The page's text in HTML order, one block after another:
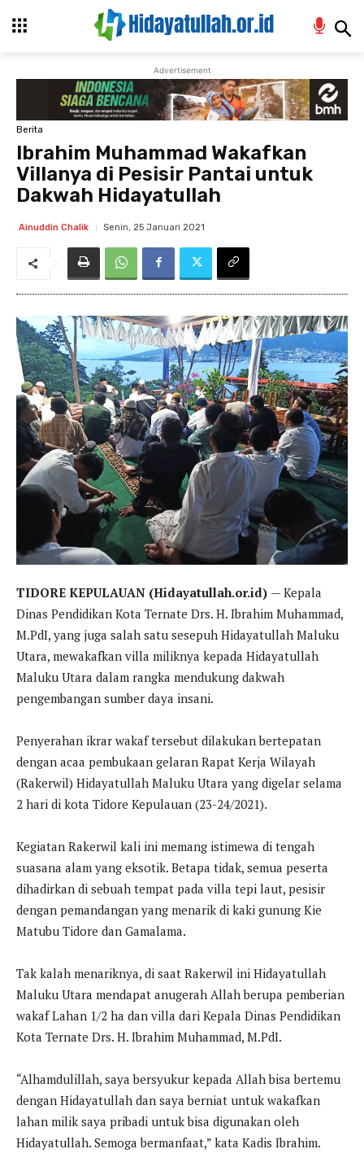
Advertisement
Berita
Ibrahim Muhammad Wakafkan
Villanya di Pesisir Pantai untuk
Dakwah Hidayatullah
Ainuddin Chalik Senin, 25 Januari 2021
TIDORE KEPULAUAN (Hidayatullah.or.id) — Kepala
Dinas Pendidikan Kota Ternate Drs. H. Ibrahim Muhammad,
M.PdI, yang juga salah satu sesepuh Hidayatullah Maluku
Utara, mewakafkan villa miliknya kepada Hidayatullah
Maluku Utara dalam rangka mendukung dakwah
pengembangan sumber daya insani.
Penyerahan ikrar wakaf tersebut dilakukan bertepatan
dengan acaa pembukaan gelaran Rapat Kerja Wilayah
(Rakerwil) Hidayatullah Maluku Utara yang digelar selama
2 hari di kota Tidore Kepulauan (23-24/2021).
Kegiatan Rakerwil kali ini memang istimewa di tengah
suasana alam yang eksotik. Betapa tidak, semua peserta
dihadirkan di sebuah tempat pada villa tepi laut, pesisir
dengan pemandangan yang menarik di kaki gunung Kie
Matubu Tidore dan Gamalama.
Tak kalah menariknya, di saat Rakerwil ini Hidayatullah
Maluku Utara mendapat anugerah Allah berupa pemberian
wakaf Lahan 1/2 ha dan villa dari Kepala Dinas Pendidikan
Kota Ternate Drs. H. Ibrahim Muhammad, M.PdI.
“Alhamdulillah, saya bersyukur kepada Allah bisa bertemu
dengan Hidayatullah dan saya berniat untuk wakafkan
lahan milik saya pribadi untuk bisa digunakan oleh
Hidayatullah. Semoga bermanfaat,” kata Kadis Ibrahim.